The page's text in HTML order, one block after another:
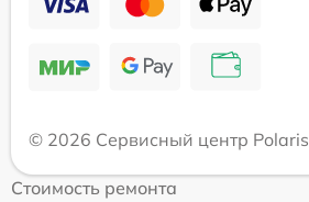
© 2026 Сервисный центр Polaris
Стоимость ремонта